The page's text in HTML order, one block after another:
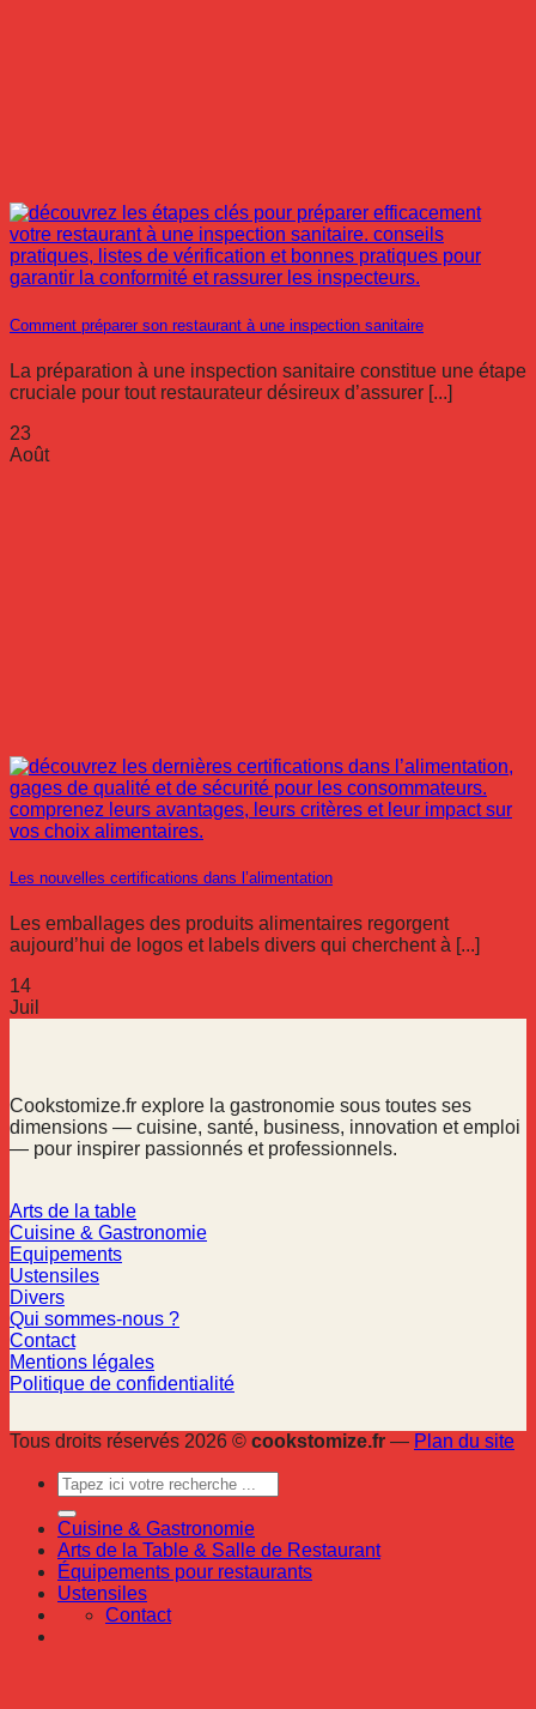
Comment préparer son restaurant à une inspection sanitaire
La préparation à une inspection sanitaire constitue une étape
cruciale pour tout restaurateur désireux d’assurer [...]
23
Août
Les nouvelles certifications dans l’alimentation
Les emballages des produits alimentaires regorgent
aujourd’hui de logos et labels divers qui cherchent à [...]
14
Juil
Cookstomize.fr explore la gastronomie sous toutes ses
dimensions — cuisine, santé, business, innovation et emploi
— pour inspirer passionnés et professionnels.
Arts de la table
Cuisine & Gastronomie
Equipements
Ustensiles
Divers
Qui sommes-nous ?
Contact
Mentions légales
Politique de confidentialité
Tous droits réservés 2026 © cookstomize.fr — Plan du site
Cuisine & Gastronomie
Arts de la Table & Salle de Restaurant
Équipements pour restaurants
Ustensiles
Contact